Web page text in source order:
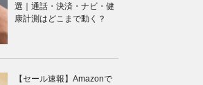
選｜通話・決済・ナビ・健
康計測はどこまで動く？
【セール速報】Amazonで